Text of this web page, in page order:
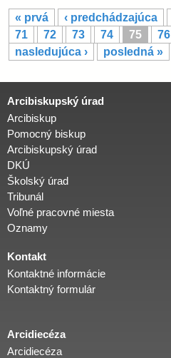
S
t
r
á
n
k
y
« prvá ‹ predchádzajúca
71
72 73 74 75 76
nasledujúca ›
posledná »
Arcibiskupský úrad
Arcibiskup
Pomocný biskup
Arcibiskupský úrad
DKÚ
Školský úrad
Tribunál
Voľné pracovné miesta
Oznamy
Kontakt
Kontaktné informácie
Kontaktný formulár
Arcidiecéza
Arcidiecéza